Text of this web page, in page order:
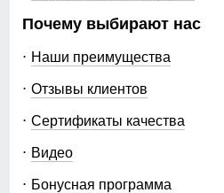
Почему выбирают нас
Наши преимущества
Отзывы клиентов
Сертификаты качества
Видео
Бонусная программа